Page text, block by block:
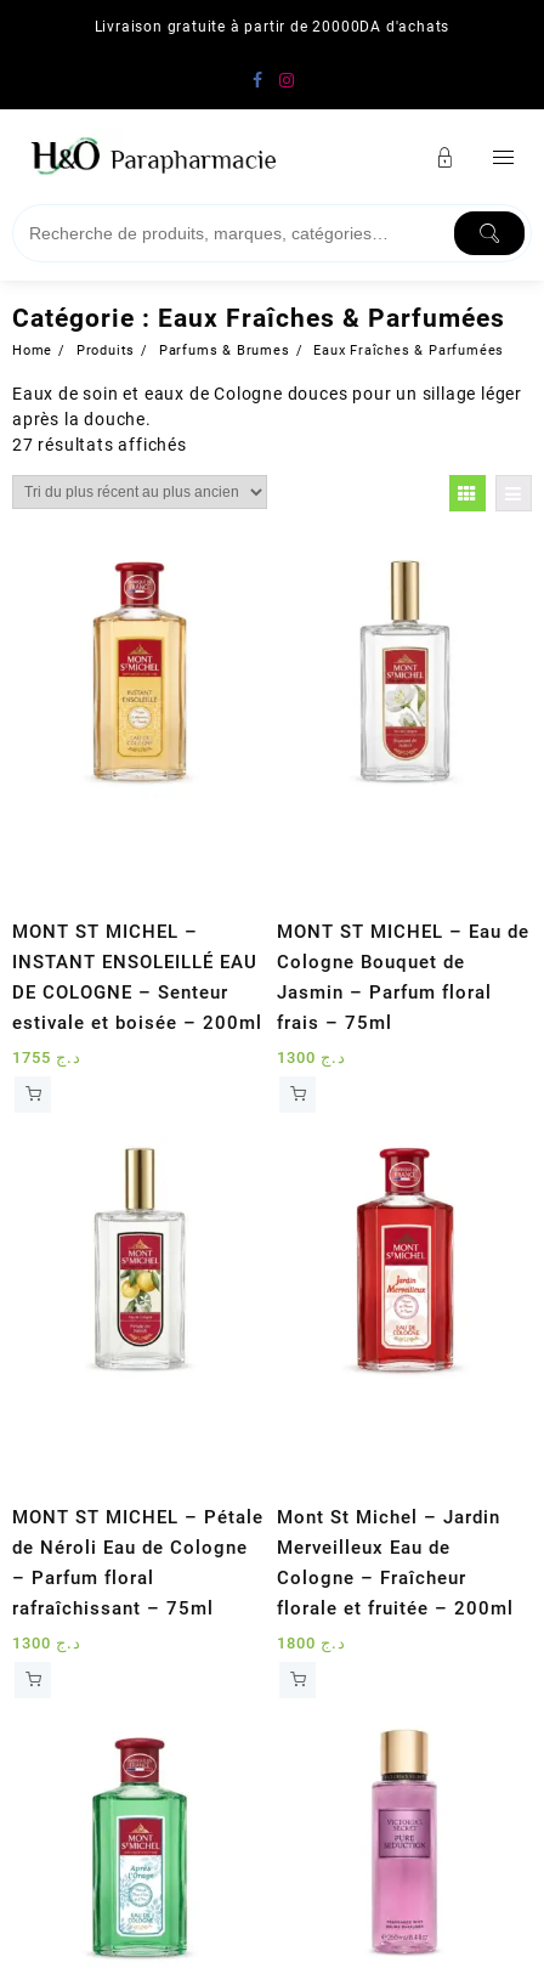
Livraison gratuite à partir de 20000DA d'achats
Catégorie : Eaux Fraîches & Parfumées
Home Produits Parfums & Brumes Eaux Fraîches & Parfumées
Eaux de soin et eaux de Cologne douces pour un sillage léger
après la douche.
27 résultats affichésTrié
plus
MONT ST MICHEL –
INSTANT ENSOLEILLÉ EAU
DE COLOGNE – Senteur
estivale et boisée – 200ml
د.ج
MONT ST MICHEL – Eau de
Cologne Bouquet de
Jasmin – Parfum floral
frais – 75ml
د.ج
MONT ST MICHEL – Pétale
de Néroli Eau de Cologne
– Parfum floral
rafraîchissant – 75ml
د.ج
Mont St Michel – Jardin
Merveilleux Eau de
Cologne – Fraîcheur
florale et fruitée – 200ml
د.ج